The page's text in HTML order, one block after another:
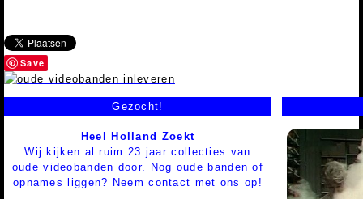
Save
Gezocht!
Heel Holland Zoekt
Wij kijken al ruim 23 jaar collecties van
oude videobanden door. Nog oude banden of
opnames liggen? Neem contact met ons op!